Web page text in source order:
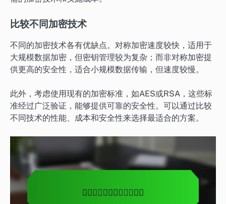
比较不同加密技术
不同的加密技术各有优缺点。对称加密速度较快，适用于
大规模数据加密，但密钥管理较为复杂；而非对称加密提
供更高的安全性，适合小规模数据传输，但速度较慢。
此外，考虑使用现有的加密标准，如AES或RSA，这些标
准经过广泛验证，能够提供可靠的安全性。可以通过比较
不同技术的性能、成本和安全性来选择最适合的方案。